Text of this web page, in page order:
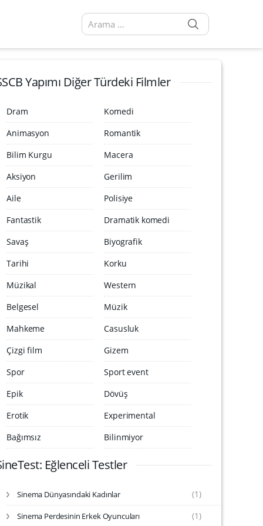
Arama sonuçları:
Yapımı Diğer Türdeki Filmler
Dram
Komedi
Animasyon
Romantik
Bilim Kurgu
Macera
Aksiyon
Gerilim
Aile
Polisiye
Fantastik
Dramatik komedi
Savaş
Biyografik
Tarihi
Korku
Müzikal
Western
Belgesel
Müzik
Mahkeme
Casusluk
Çizgi film
Gizem
Spor
Sport event
Epik
Dövüş
Erotik
Experimental
Bağımsız
Bilinmiyor
Eğlenceli Testler
Sinema Dünyasındaki Kadınlar (1)
Sinema Perdesinin Erkek Oyuncuları (1)